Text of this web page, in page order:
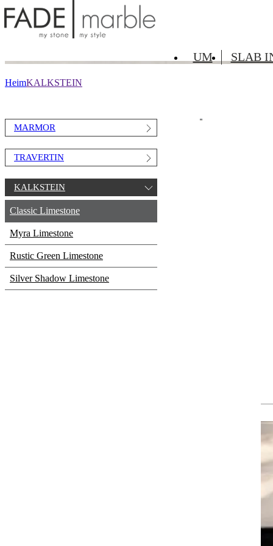
UM SLAB
KALKSTEIN
HeimKALKSTEIN
MARMOR
TRAVERTIN
KALKSTEIN
Classic Limestone
Myra Limestone
Rustic Green Limestone
Silver Shadow Limestone